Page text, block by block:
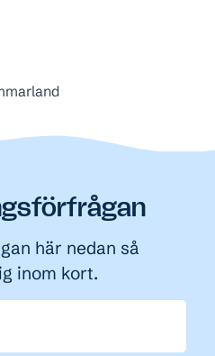
här nedan så
inom kort.